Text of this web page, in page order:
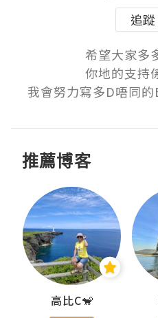
追蹤
希望大家多
你地的支持
我會努力寫多D唔同
推薦博客
高比C🐒